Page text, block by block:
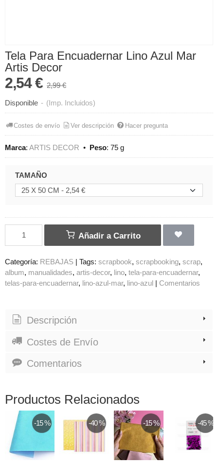
Tela Para Encuadernar Lino Azul Mar
Artis Decor
2,54 € 2,99 €
Disponible - (Imp. Incluidos)
Costes de envío Ver descripción Hacer pregunta
Marca: ARTIS DECOR • Peso: 75 g
TAMAÑO
Añadir a Carrito
Categoría: REBAJAS | Tags: scrapbook scrapbooking scrap
album manualidades artis-decor lino tela-para-encuadernar
telas-para-encuadernar lino-azul-mar lino-azul | Comentarios
Descripción
Costes de Envío
Comentarios
Productos Relacionados
-15 % -40 % -15 % -45 %